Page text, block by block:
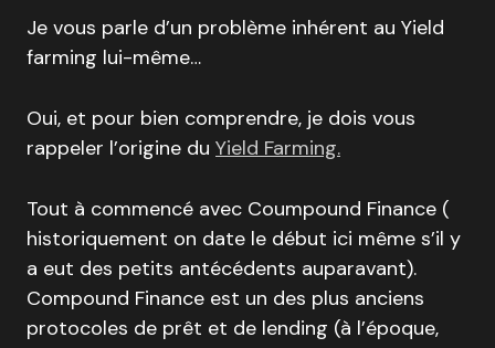
Je vous parle d’un problème inhérent au Yield
farming lui-même…
Oui, et pour bien comprendre, je dois vous
rappeler l’origine du Yield Farming.
Tout à commencé avec Coumpound Finance (
historiquement on date le début ici même s’il y
a eut des petits antécédents auparavant).
Compound Finance est un des plus anciens
protocoles de prêt et de lending (à l’époque,